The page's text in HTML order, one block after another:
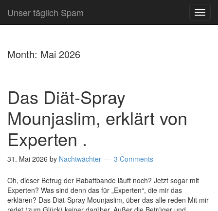
Unser täglich Spam
Month: Mai 2026
Das Diät-Spray
Mounjaslim, erklärt von
Experten .
31. Mai 2026 by Nachtwächter 3 Comments
Oh, dieser Betrug der Rabattbande läuft noch? Jetzt sogar mit
Experten? Was sind denn das für „Experten“, die mir das
erklären? Das Diät-Spray Mounjaslim, über das alle reden Mit mir